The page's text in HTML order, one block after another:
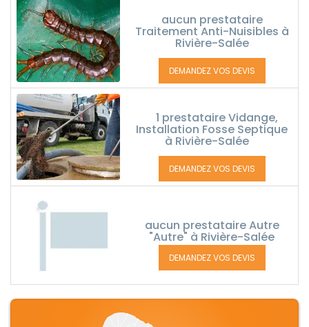
aucun prestataire
Traitement Anti-Nuisibles à
Rivière-Salée
DEMANDEZ VOS DEVIS
1 prestataire Vidange,
Installation Fosse Septique
à Rivière-Salée
DEMANDEZ VOS DEVIS
aucun prestataire Autre
"Autre" à Rivière-Salée
DEMANDEZ VOS DEVIS